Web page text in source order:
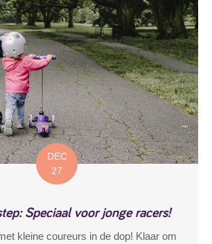
DEC
27
Speciaal voor jonge racers!
kleine coureurs in de dop! Klaar om